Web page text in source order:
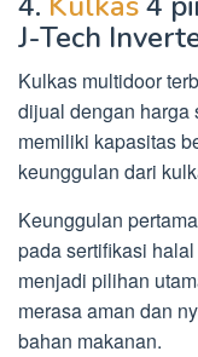
J-Tech
Kulkas multidoor
dijual dengan harga
memiliki kapasitas
keunggulan dari
Keunggulan pertama
pada sertifikasi
menjadi pilihan
merasa aman dan
bahan makanan.